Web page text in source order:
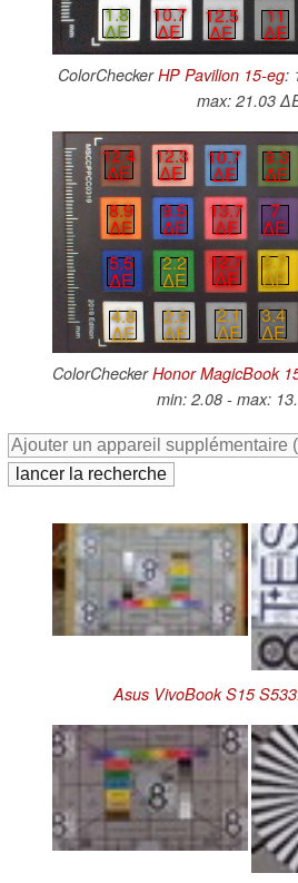
1.8
∆E
10.7
∆E
12.5
∆E
11
∆E
ColorCheckerHP Pavilion 15-eg:
max: 21.03
12.4
∆E
12.3
∆E
10.7
∆E
9.3
∆E
8.9
∆E
9.5
∆E
13.7
∆E
7
∆E
5.5
∆E
2.2
∆E
12.7
∆E
2.7
∆E
4.8
∆E
2.9
∆E
2.1
∆E
3.4
∆E
ColorCheckerHonor MagicBook
min: 2.08 - max:
Asus VivoBook S15